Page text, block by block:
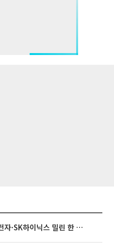
[베스트&워스트] 삼성전자·SK하이닉스 밀린 한 주…상상인증권은 85% 급등